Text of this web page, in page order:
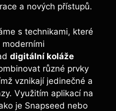
a nových přístupů.
s technikami, které
digitální koláže
různé prvky
vznikají jedinečné a
Využitím aplikací na
je Snapseed nebo